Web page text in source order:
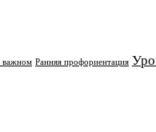
важном Ранняя профориентация